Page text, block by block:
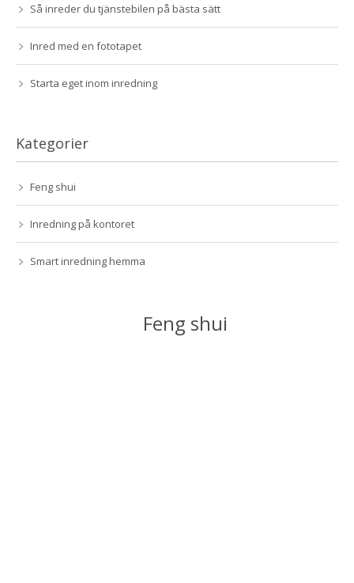
Så inreder du tjänstebilen på bästa sätt
Inred med en fototapet
Starta eget inom inredning
Kategorier
Feng shui
Inredning på kontoret
Smart inredning hemma
Feng shui